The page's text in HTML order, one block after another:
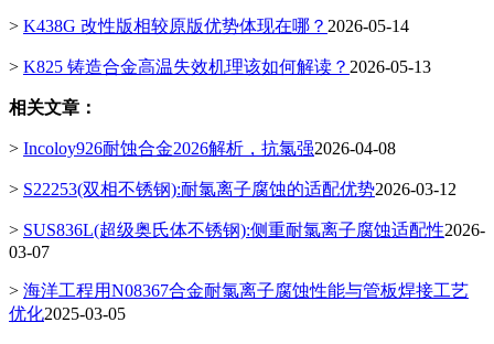
> K438G 改性版相较原版优势体现在哪？ 2026-05-14
> K825 铸造合金高温失效机理该如何解读？ 2026-05-13
相关文章：
> Incoloy926耐蚀合金2026解析，抗氯强2026-04-08
> S22253(双相不锈钢):耐氯离子腐蚀的适配优势2026-03-12
> SUS836L(超级奥氏体不锈钢):侧重耐氯离子腐蚀适配性2026-
03-07
> 海洋工程用N08367合金耐氯离子腐蚀性能与管板焊接工艺
优化2025-03-05